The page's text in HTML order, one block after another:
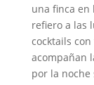
una finca en
refiero a las
cocktails
acompañan
por la noche